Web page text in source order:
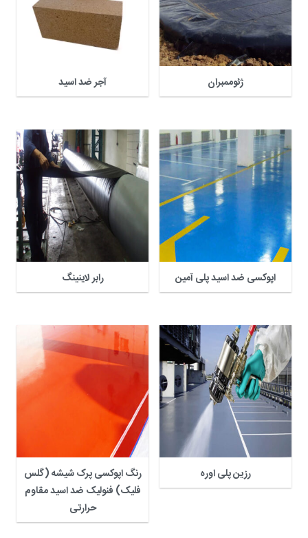
ژئوممبران آجر ضد اسید
اپوکسی ضد اسید پلی آمین رابر لاینینگ
رزین پلی اوره
رنگ اپوکسی پرک شیشه (گلس
فلیک) فنولیک ضد اسید مقاوم
حرارتی